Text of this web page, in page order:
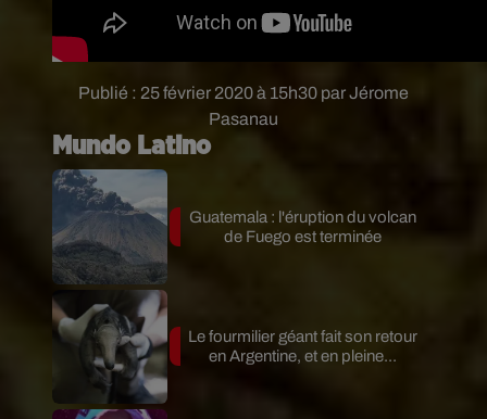
Publié : 25 février 2020 à 15h30 par Jérome
Pasanau
Mundo Latino
Guatemala : l'éruption du volcan
de Fuego est terminée
Le fourmilier géant fait son retour
en Argentine, et en pleine...